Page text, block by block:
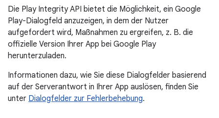
Die Play Integrity API bietet die Möglichkeit, ein Google
Play-Dialogfeld anzuzeigen, in dem der Nutzer
aufgefordert wird, Maßnahmen zu ergreifen, z. B. die
offizielle Version Ihrer App bei Google Play
herunterzuladen.
Informationen dazu, wie Sie diese Dialogfelder basierend
auf der Serverantwort in Ihrer App auslösen, finden Sie
unter Dialogfelder zur Fehlerbehebung.